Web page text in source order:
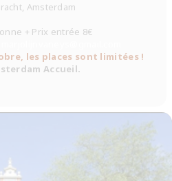
Amsterdam
+ Prix entrée 8€
les places sont limitées !
Accueil.